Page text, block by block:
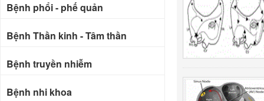
Bệnh phổi - phế quản
Bệnh Thần kinh - Tâm thần
Bệnh truyền nhiễm
Bệnh nhi khoa